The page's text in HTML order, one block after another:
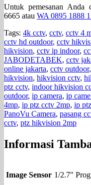
Untuk pemesanan Anda
6665 atau WA 0895 1888
Tags: 4k cctv, cctv, cctv 4
cctv hd outdoor, cctv
hikvision, cctv ip indoor,
JABODETABEK, cctv
online jakarta, cctv outdoor,
hikvision, hikvision cctv,
ptz cctv, indoor hikvision
outdoor, ip camera, ip
4mp, ip ptz cctv 2mp, ip
PanoVu Camera, pasang
cctv, ptz hikvision 2mp
Informasi
Image Sensor 1/2.7"